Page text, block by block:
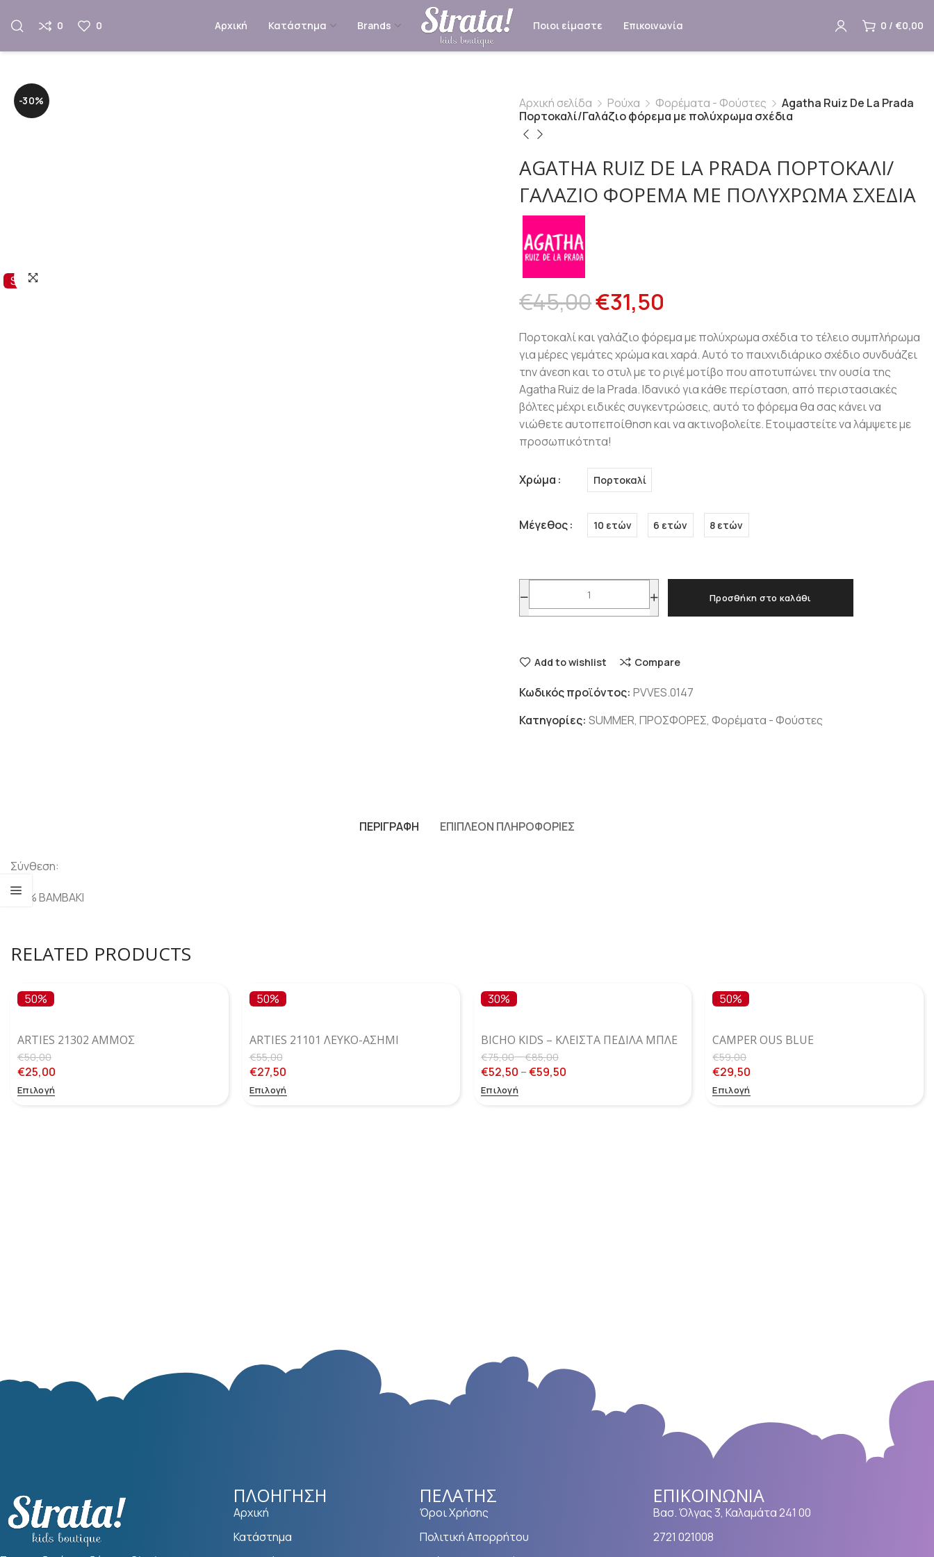
0 0 Αρχική Κατάστημα Brands Ποιοι είμαστε Επικοινωνία 0 / €0,00
Sale!
-30% Αρχική σελίδα Ρούχα Φορέματα - Φούστες
Agatha Ruiz De La Prada
Πορτοκαλί/Γαλάζιο φόρεμα με πολύχρωμα σχέδια
AGATHA RUIZ DE LA PRADA ΠΟΡΤΟΚΑΛΊ/
ΓΑΛΆΖΙΟ ΦΌΡΕΜΑ ΜΕ ΠΟΛΎΧΡΩΜΑ ΣΧΈΔΙΑ
€45,00€31,50
Πορτοκαλί και γαλάζιο φόρεμα με πολύχρωμα σχέδια το τέλειο συμπλήρωμα
για μέρες γεμάτες χρώμα και χαρά. Αυτό το παιχνιδιάρικο σχέδιο συνδυάζει
την άνεση και το στυλ με το ριγέ μοτίβο που αποτυπώνει την ουσία της
Agatha Ruiz de la Prada. Ιδανικό για κάθε περίσταση, από περιστασιακές
βόλτες μέχρι ειδικές συγκεντρώσεις, αυτό το φόρεμα θα σας κάνει να
νιώθετε αυτοπεποίθηση και να ακτινοβολείτε. Ετοιμαστείτε να λάμψετε με
προσωπικότητα!
Χρώμα Πορτοκαλί
Μέγεθος 10 ετών 6 ετών 8 ετών
Προσθήκη στο καλάθι
Add to wishlist Compare
Κωδικός προϊόντος:PVVES.0147
Κατηγορίες:SUMMER,ΠΡΟΣΦΟΡΕΣ,Φορέματα - Φούστες
ΠΕΡΙΓΡΑΦΉ ΕΠΙΠΛΈΟΝ ΠΛΗΡΟΦΟΡΊΕΣ
Σύνθεση:
100% ΒΑΜΒΑΚΙ
RELATED PRODUCTS
50%
ARTIES 21302 ΆΜΜΟΣ
€50,00
€25,00
Επιλογή
50%
ARTIES 21101 ΛΕΥΚΌ-ΑΣΗΜΊ
€55,00
€27,50
Επιλογή
30%
BICHO KIDS – ΚΛΕΙΣΤΆ ΠΈΔΙΛΑ ΜΠΛΕ
€75,00–€85,00
€52,50 –€59,50
Επιλογή
50%
CAMPER OUS BLUE
€59,00
€29,50
Επιλογή
ΠΛΟΉΓΗΣΗ
Αρχική
Κατάστημα
ΠΕΛΆΤΗΣ
Όροι Χρήσης
Πολιτική Απορρήτου
ΕΠΙΚΟΙΝΩΝΊΑ
Βασ. Όλγας 3, Καλαμάτα 241 00
2721 021008